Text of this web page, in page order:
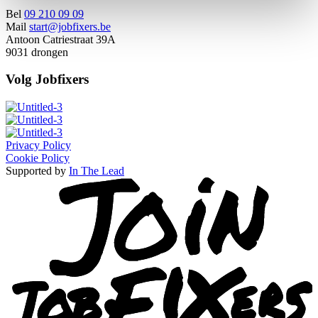
Bel 09 210 09 09
Mail start@jobfixers.be
Antoon Catriestraat 39A
9031 drongen
Volg Jobfixers
Privacy Policy
Cookie Policy
Supported by In The Lead